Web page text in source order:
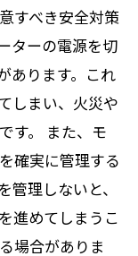
すべき安全対策
ターの電源を切
あります。これ
しまい、火災や
す。 また、モ
確実に管理する
管理しないと、
進めてしまうこ
場合がありま